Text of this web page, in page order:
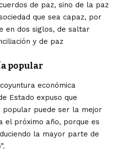
de paz, sino de la paz
que sea capaz, por
en dos siglos, de saltar
y de paz
popular
económica
Estado expuso que
popular puede ser la mejor
el próximo año, porque es
la mayor parte de